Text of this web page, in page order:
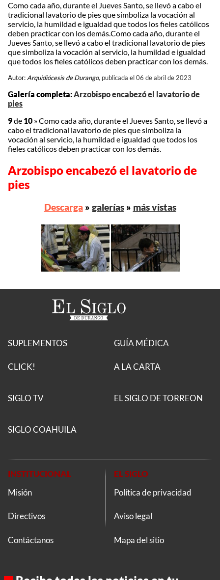
Como cada año, durante el Jueves Santo, se llevó a cabo el
tradicional lavatorio de pies que simboliza la vocación al
servicio, la humildad e igualdad que todos los fieles católicos
deben practicar con los demás.Como cada año, durante el
Jueves Santo, se llevó a cabo el tradicional lavatorio de pies
que simboliza la vocación al servicio, la humildad e igualdad
que todos los fieles católicos deben practicar con los demás.
Autor:Arquidiócesis de Durango, publicada el 06 de abril de 2023
Galería completa:Arzobispo encabezó el lavatorio de
pies
9de 10 »Como cada año, durante el Jueves Santo, se llevó a
cabo el tradicional lavatorio de pies que simboliza la
vocación al servicio, la humildad e igualdad que todos los
fieles católicos deben practicar con los demás.
Arzobispo encabezó el lavatorio de
pies
Descarga» galerías» más vistas
SUPLEMENTOS
CLICK!
GUÍA MÉDICA
A LA CARTA
SIGLO TV EL SIGLO DE TORREON
SIGLO COAHUILA
INSTITUCIONAL
Misión
Directivos
Contáctanos
EL SIGLO
Política de privacidad
Aviso legal
Mapa del sitio